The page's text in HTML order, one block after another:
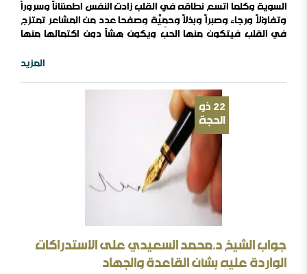
السوية وكلما اتسع نطاقه في القلب زادت النفس اطمئناناً وسروراً
وتفاؤلاً ورجاء وصبراً وبذلاً وحمِيَّة وصفحا عدد من المشاعر تمتزج
في القلب فيتكون منها الحب ويكون هشاً دون اكتمالها منها
والقناعة. إذا اضمحل الحب فاعلم أنها لم تمتزج في القلب كل أدواته
عداوة تيقن أن ..
المزيد
22 ذو
الحجة
جواب الشيخ د.محمد السعيدي على الاستدراكات
الواردة عليه بشأن القاعدة والجهاد